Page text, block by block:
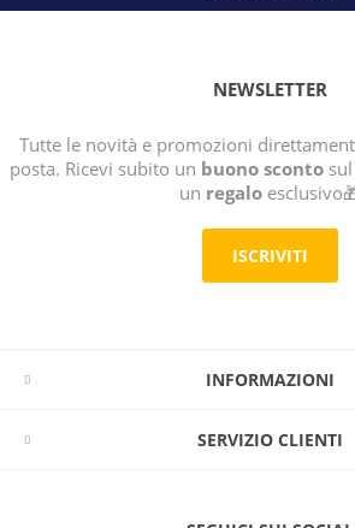
NEWSLETTER
Tutte le novità e promozioni
posta. Ricevi subito un buono sconto
un regalo
ISCRIVITI
INFORMAZIONI
SERVIZIO CLIENTI